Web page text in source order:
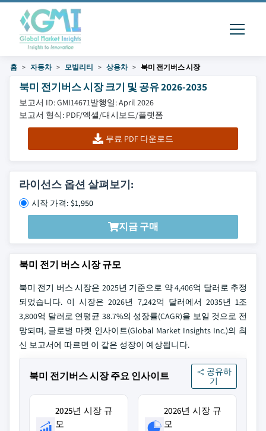
홈 자동차 모빌리티 상용차 북미 전기버스 시장
북미 전기버스 시장 크기 및 공유 2026-2035
보고서 ID: GMI14671발행일: April 2026
보고서 형식: PDF/엑셀/대시보드/플랫폼
무료 PDF 다운로드
라이선스 옵션 살펴보기:
시작 가격: $1,950
지금 구매
북미 전기 버스 시장 규모
북미 전기 버스 시장은 2025년 기준으로 약 4,406억 달러로 추정
되었습니다. 이 시장은 2026년 7,242억 달러에서 2035년 1조
3,800억 달러로 연평균 38.7%의 성장률(CAGR)을 보일 것으로 전
망되며, 글로벌 마켓 인사이트(Global Market Insights Inc.)의 최
신 보고서에 따르면 이 같은 성장이 예상됩니다.
북미 전기버스 시장 주요 인사이트
공유하
기
2025년 시장 규
모
2026년 시장 규
모